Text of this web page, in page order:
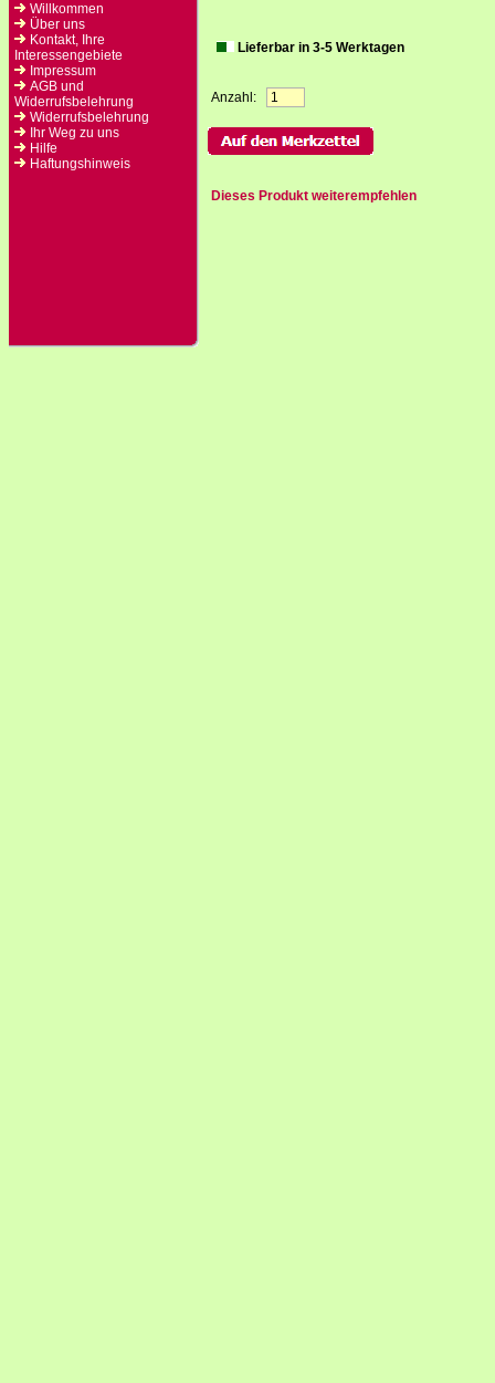
Willkommen
Über uns
Kontakt, Ihre
Interessengebiete
Impressum
AGB und
Widerrufsbelehrung
Widerrufsbelehrung
Ihr Weg zu uns
Hilfe
Haftungshinweis
Lieferbar in 3-5 Werktagen
Anzahl:
Dieses Produkt weiterempfehlen